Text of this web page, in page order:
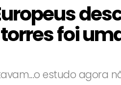
foi
estudo agora